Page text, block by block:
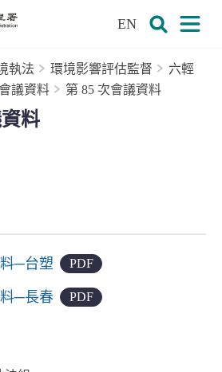
EN
執法 環境影響評估監督
六輕
議資料 第 85 次會議資料
料
─台塑 PDF
─長春 PDF